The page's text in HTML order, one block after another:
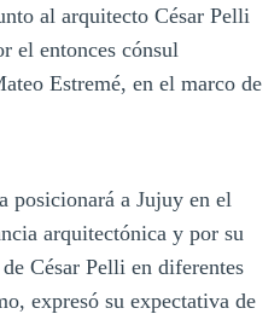
al arquitecto César Pelli
el entonces cónsul
Estremé, en el marco de
posicionará a Jujuy en el
arquitectónica y por su
César Pelli en diferentes
expresó su expectativa de